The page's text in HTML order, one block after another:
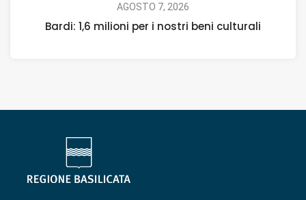
AGOSTO 7, 2026
Bardi: 1,6 milioni per i nostri beni culturali